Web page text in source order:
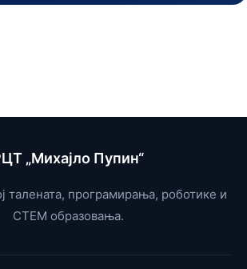
„Михајло Пупин“
талената, програмирања, роботике и
СТЕМ образовања.